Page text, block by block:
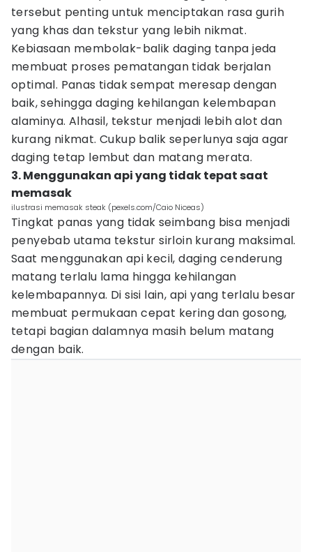
tersebut penting untuk menciptakan rasa gurih
yang khas dan tekstur yang lebih nikmat.
Kebiasaan membolak-balik daging tanpa jeda
membuat proses pematangan tidak berjalan
optimal. Panas tidak sempat meresap dengan
baik, sehingga daging kehilangan kelembapan
alaminya. Alhasil, tekstur menjadi lebih alot dan
kurang nikmat. Cukup balik seperlunya saja agar
daging tetap lembut dan matang merata.
3. Menggunakan api yang tidak tepat saat
memasak
ilustrasi memasak steak (pexels.com/Caio Niceas)
Tingkat panas yang tidak seimbang bisa menjadi
penyebab utama tekstur sirloin kurang maksimal.
Saat menggunakan api kecil, daging cenderung
matang terlalu lama hingga kehilangan
kelembapannya. Di sisi lain, api yang terlalu besar
membuat permukaan cepat kering dan gosong,
tetapi bagian dalamnya masih belum matang
dengan baik.